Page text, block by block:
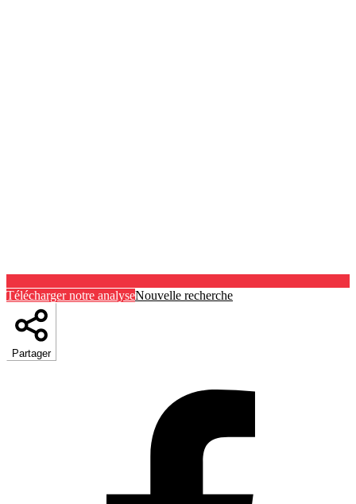
Télécharger notre analyseNouvelle recherche
Partager